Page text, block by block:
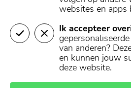
De pagina die je hebt opgevraagd is
teruggevonden in onze database.
U kunt terugkeren naar de
openen in het menu boven- of
Naar de
websites en apps
Ik accepteer
van anderen?
en kunnen jouw
deze website.